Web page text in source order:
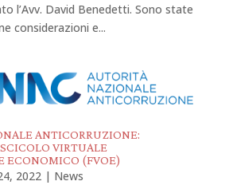
l’Avv. David Benedetti. Sono state
considerazioni e...
ANTICORRUZIONE:
VIRTUALE
ECONOMICO (FVOE)
2022| News